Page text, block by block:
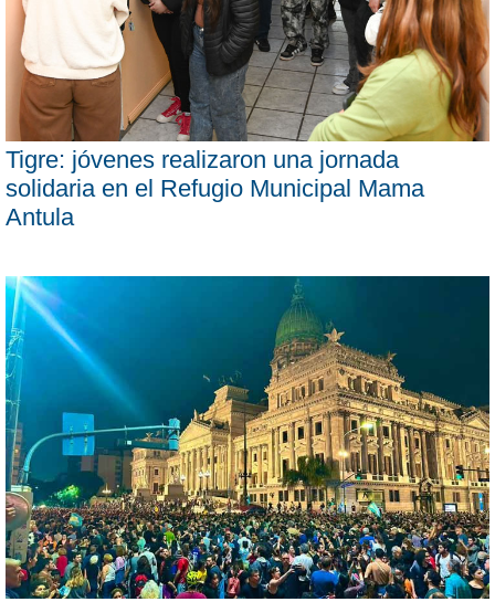
Tigre: jóvenes realizaron una jornada
solidaria en el Refugio Municipal Mama
Antula